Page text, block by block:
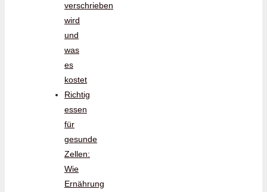
verschrieben
wird
und
was
es
kostet
Richtig
essen
für
gesunde
Zellen:
Wie
Ernährung